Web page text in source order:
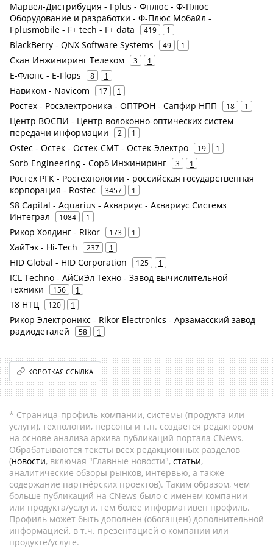
Марвел-Дистрибуция - Fplus - Фплюс - Ф-Плюс
Оборудование и разработки - Ф-Плюс Мобайл -
Fplusmobile - F+ tech - F+ data
419 1
BlackBerry - QNX Software Systems 49 1
Скан Инжиниринг Телеком 3 1
Е-Флопс - E-Flops 8 1
Навиком - Navicom 17 1
Ростех - Росэлектроника - ОПТРОН - Сапфир НПП 18 1
Центр ВОСПИ - Центр волоконно-оптических систем
передачи информации
2 1
Ostec - Остек - Остек-СМТ - Остек-Электро 19 1
Sorb Engineering - Сорб Инжиниринг 3 1
Ростех РГК - Ростехнологии - российская государственная
корпорация - Rostec
3457 1
S8 Capital - Aquarius - Аквариус - Аквариус Системз
Интеграл
1084 1
Рикор Холдинг - Rikor 173 1
ХайТэк - Hi-Tech 237 1
HID Global - HID Corporation 125 1
ICL Techno - АйСиЭл Техно - Завод вычислительной
техники
156 1
Т8 НТЦ 120 1
Рикор Электроникс - Rikor Electronics - Арзамасский завод
радиодеталей
58 1
КОРОТКАЯ ССЫЛКА
* Страница-профиль компании, системы (продукта или
услуги), технологии, персоны и т.п. создается редактором
на основе анализа архива публикаций портала CNews.
Обрабатываются тексты всех редакционных разделов
(новости, включая "Главные новости", статьи,
аналитические обзоры рынков, интервью, а также
содержание партнёрских проектов). Таким образом, чем
больше публикаций на CNews было с именем компании
или продукта/услуги, тем более информативен профиль.
Профиль может быть дополнен (обогащен) дополнительной
информацией, в т.ч. презентацией о компании или
продукте/услуге.